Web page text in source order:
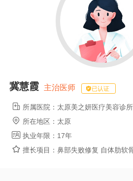
冀慧霞 主治医师 已认证
 所属医院： 太原美之妍医疗美容诊所
 所在地区： 太原
 执业年限： 17年
 擅长项目：鼻部失败修复 自体肋软骨隆鼻 膨体假体隆鼻 鼻孔聚焦